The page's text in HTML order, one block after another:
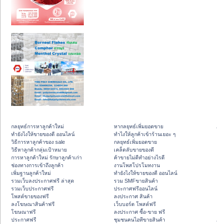
กลยุทธ์การหาลูกค้าใหม่
ทํายังไงให้ขายของดี ออนไลน์
วิธีการหาลูกค้าของ sale
วิธีหาลูกค้ากลุ่มเป้าหมาย
การหาลูกค้าใหม่ รักษาลูกค้าเก่า
ช่องทางการเข้าถึงลูกค้า
เพิ่มฐานลูกค้าใหม่
รวมเว็บลงประกาศฟรี ล่าสุด
รวมเว็บประกาศฟรี
โพสต์ขายของฟรี
ลงโฆษณาสินค้าฟรี
โฆษณาฟรี
ประกาศฟรี
หากลยุทธ์เพิ่มยอดขาย
ทําไงให้ลูกค้าเข้าร้านเยอะ ๆ
กลยุทธ์เพิ่มยอดขาย
เคล็ดลับขายของดี
ค้าขายไม่ดีทำอย่างไรดี
งานโพสโปรโมทงาน
ทํายังไงให้ขายของดี ออนไลน์
รวม SMFขายสินค้า
ประกาศฟรีออนไลน์
ลงประกาศ สินค้า
เว็บบอร์ด โพสต์ฟรี
ลงประกาศ ซื้อ-ขาย ฟรี
ชุมชนคนไอทีขายสินค้า